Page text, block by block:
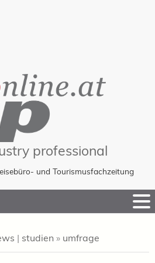
professional
und Tourismusfachzeitung
| studien » umfrage